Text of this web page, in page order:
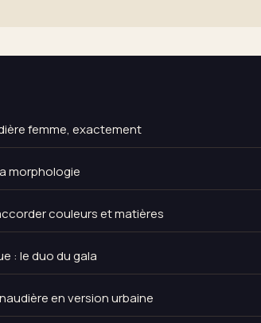
femme, exactement
morphologie
couleurs et matières
: le duo du gala
en version urbaine